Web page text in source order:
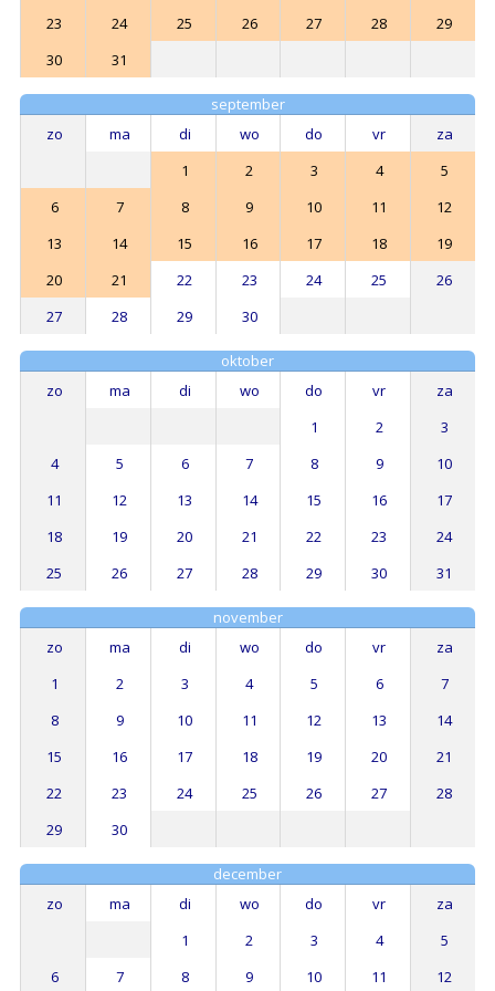
23
24 25 26 27 28
29
30
31
september
zo
ma di wo do vr
za
1
2 3 4
5
6
7 8 9 10 11
12
13
14 15 16 17 18
19
20
21 22 23 24 25
26
27
28 29 30
oktober
zo
ma di wo do vr
za
1
2
3
4
5 6 7 8 9
10
11
12 13 14 15 16
17
18
19 20 21 22 23
24
25
26 27 28 29 30 31
november
zo
ma di wo do vr
za
1
2 3 4 5 6
7
8
9 10 11 12 13
14
15
16 17 18 19 20
21
22
23 24 25 26 27
28
29
30
december
zo
ma di wo do vr
za
1
2 3 4
5
6
7 8 9 10 11 12